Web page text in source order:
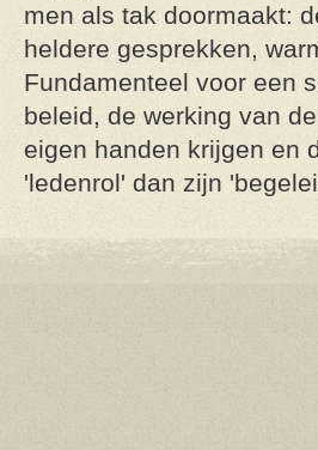
men als tak doormaakt:
heldere gesprekken,
Fundamenteel voor een
beleid, de werking van
eigen handen krijgen en
'ledenrol' dan zijn